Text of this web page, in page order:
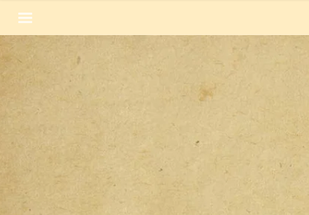
Inicio
Noticias